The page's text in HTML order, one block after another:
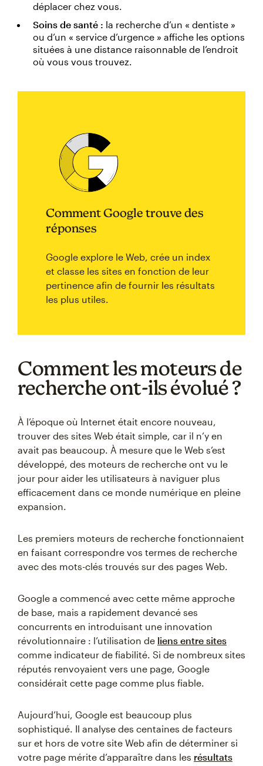
déplacer chez vous.
Soins de santé : la recherche d’un « dentiste »
ou d’un « service d’urgence » affiche les options
situées à une distance raisonnable de l’endroit
où vous vous trouvez.
Comment Google trouve des
réponses
Google explore le Web, crée un index
et classe les sites en fonction de leur
pertinence afin de fournir les résultats
les plus utiles.
Comment les moteurs de
recherche ont-ils évolué ?
À l’époque où Internet était encore nouveau,
trouver des sites Web était simple, car il n’y en
avait pas beaucoup. À mesure que le Web s’est
développé, des moteurs de recherche ont vu le
jour pour aider les utilisateurs à naviguer plus
efficacement dans ce monde numérique en pleine
expansion.
Les premiers moteurs de recherche fonctionnaient
en faisant correspondre vos termes de recherche
avec des mots-clés trouvés sur des pages Web.
Google a commencé avec cette même approche
de base, mais a rapidement devancé ses
concurrents en introduisant une innovation
révolutionnaire : l’utilisation de liens entre sites
comme indicateur de fiabilité. Si de nombreux sites
réputés renvoyaient vers une page, Google
considérait cette page comme plus fiable.
Aujourd’hui, Google est beaucoup plus
sophistiqué. Il analyse des centaines de facteurs
sur et hors de votre site Web afin de déterminer si
votre page mérite d’apparaître dans les résultats